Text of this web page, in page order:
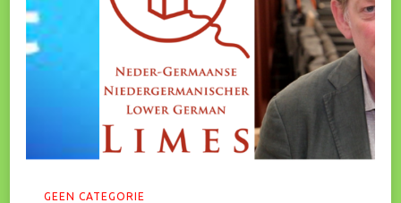
GEEN CATEGORIE